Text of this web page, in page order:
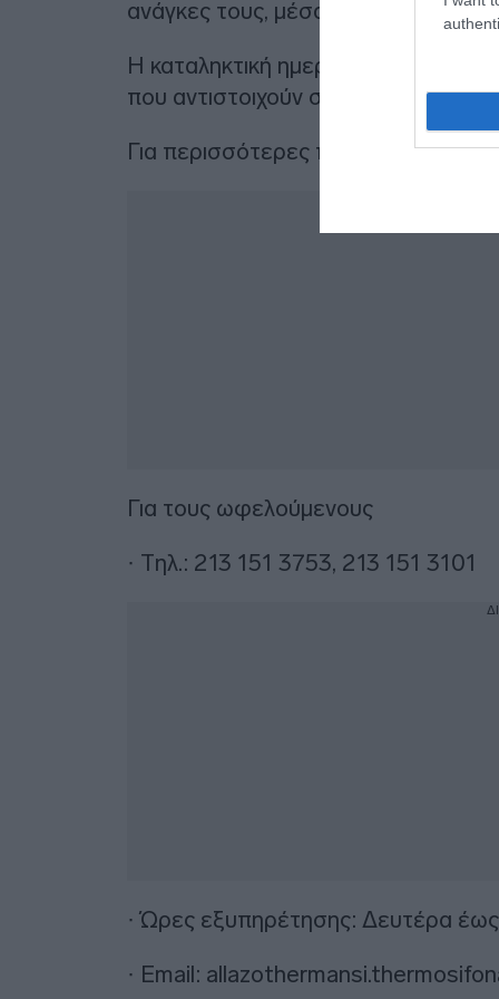
ανάγκες τους, μέσα από τα
Η καταληκτική ημερομηνία για τη
που αντιστοιχούν στην 4η απόφαση
Για περισσότερες πληροφορίες:
Για τους ωφελούμενους
· Τηλ.: 213 151 3753, 213 151 3101
· Ώρες εξυπηρέτησης: Δευτέρα
· Email: